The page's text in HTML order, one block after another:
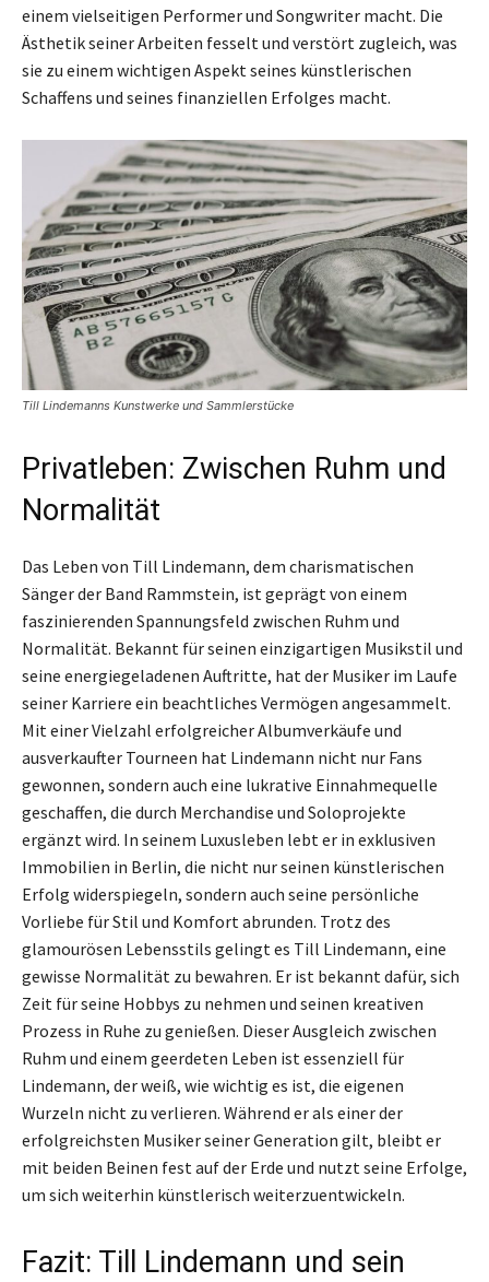
einem vielseitigen Performer und Songwriter macht. Die
Ästhetik seiner Arbeiten fesselt und verstört zugleich, was
sie zu einem wichtigen Aspekt seines künstlerischen
Schaffens und seines finanziellen Erfolges macht.
Till Lindemanns Kunstwerke und Sammlerstücke
Privatleben: Zwischen Ruhm und
Normalität
Das Leben von Till Lindemann, dem charismatischen
Sänger der Band Rammstein, ist geprägt von einem
faszinierenden Spannungsfeld zwischen Ruhm und
Normalität. Bekannt für seinen einzigartigen Musikstil und
seine energiegeladenen Auftritte, hat der Musiker im Laufe
seiner Karriere ein beachtliches Vermögen angesammelt.
Mit einer Vielzahl erfolgreicher Albumverkäufe und
ausverkaufter Tourneen hat Lindemann nicht nur Fans
gewonnen, sondern auch eine lukrative Einnahmequelle
geschaffen, die durch Merchandise und Soloprojekte
ergänzt wird. In seinem Luxusleben lebt er in exklusiven
Immobilien in Berlin, die nicht nur seinen künstlerischen
Erfolg widerspiegeln, sondern auch seine persönliche
Vorliebe für Stil und Komfort abrunden. Trotz des
glamourösen Lebensstils gelingt es Till Lindemann, eine
gewisse Normalität zu bewahren. Er ist bekannt dafür, sich
Zeit für seine Hobbys zu nehmen und seinen kreativen
Prozess in Ruhe zu genießen. Dieser Ausgleich zwischen
Ruhm und einem geerdeten Leben ist essenziell für
Lindemann, der weiß, wie wichtig es ist, die eigenen
Wurzeln nicht zu verlieren. Während er als einer der
erfolgreichsten Musiker seiner Generation gilt, bleibt er
mit beiden Beinen fest auf der Erde und nutzt seine Erfolge,
um sich weiterhin künstlerisch weiterzuentwickeln.
Fazit: Till Lindemann und sein